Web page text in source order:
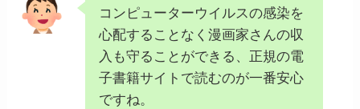
コンピューターウイルスの感染を
心配することなく漫画家さんの収
入も守ることができる、正規の電
子書籍サイトで読むのが一番安心
ですね。